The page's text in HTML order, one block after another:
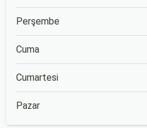
Perşembe
Cuma
Cumartesi
Pazar